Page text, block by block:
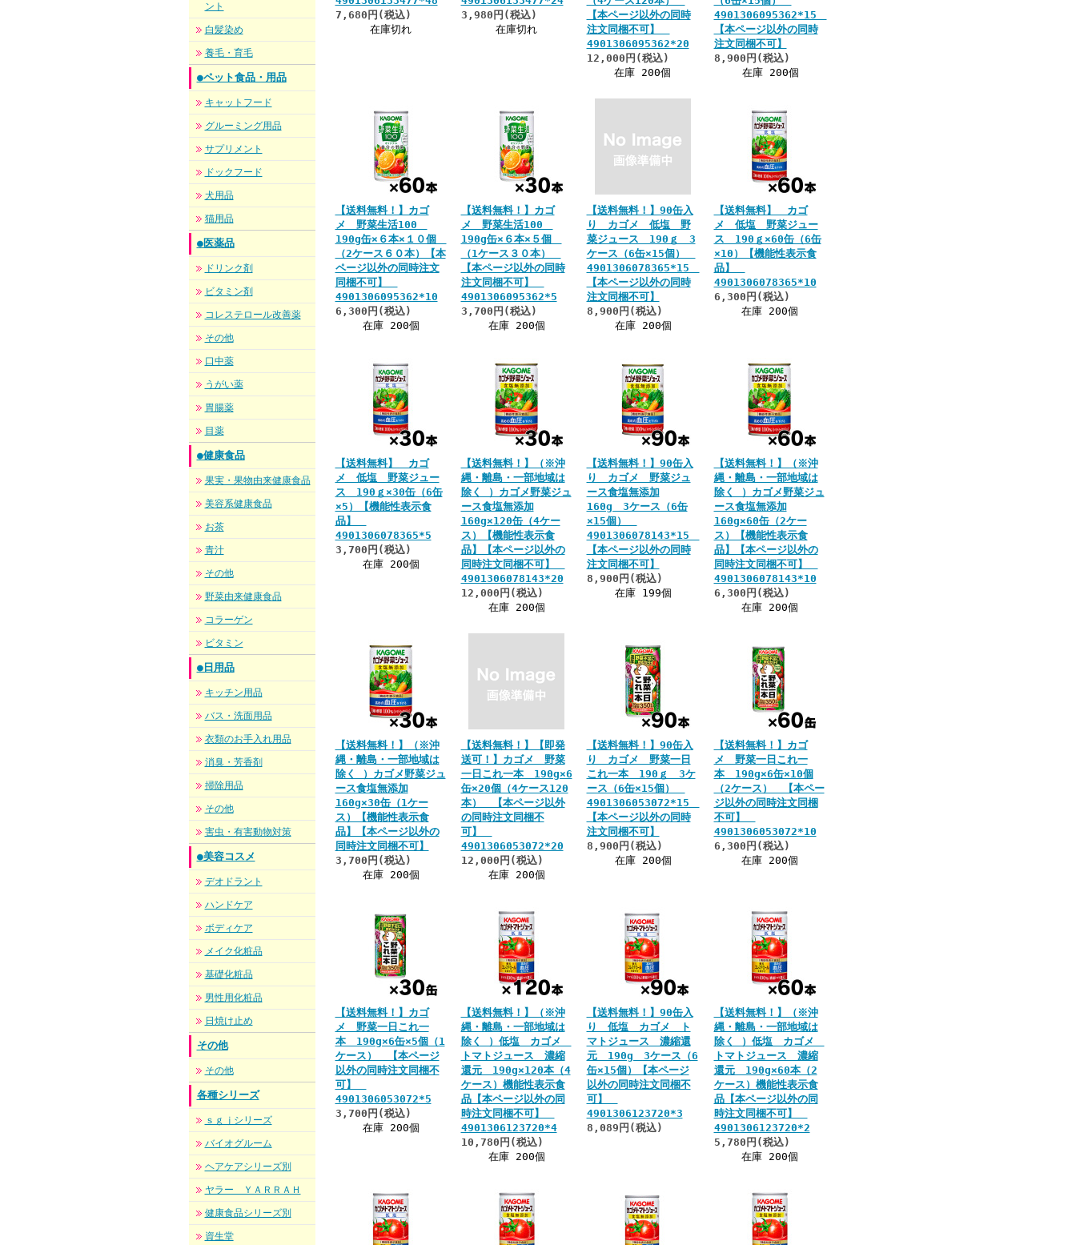
ント
白髪染め
養毛・育毛
●ペット食品・用品
キャットフード
グルーミング用品
サプリメント
ドックフード
犬用品
猫用品
●医薬品
ドリンク剤
ビタミン剤
コレステロール改善薬
その他
口中薬
うがい薬
胃腸薬
目薬
●健康食品
果実・果物由来健康食品
美容系健康食品
お茶
青汁
その他
野菜由来健康食品
コラーゲン
ビタミン
●日用品
キッチン用品
バス・洗面用品
衣類のお手入れ用品
消臭・芳香剤
掃除用品
その他
害虫・有害動物対策
●美容コスメ
デオドラント
ハンドケア
ボディケア
メイク化粧品
基礎化粧品
男性用化粧品
日焼け止め
その他
その他
各種シリーズ
ｓｇｊシリーズ
バイオグルーム
ヘアケアシリーズ別
ヤラー ＹＡＲＲＡＨ
健康食品シリーズ別
資生堂
7,680円(税込)
在庫切れ
3,980円(税込)
在庫切れ
【本ページ以外の同時
注文同梱不可】
4901306095362*20
12,000円(税込)
在庫 200個
4901306095362*15
【本ページ以外の同時
注文同梱不可】
8,900円(税込)
在庫 200個
【送料無料！】カゴ
メ 野菜生活100
190g缶×６本×１０個
（2ケース６０本）【本
ページ以外の同時注文
同梱不可】
4901306095362*10
6,300円(税込)
在庫 200個
【送料無料！】カゴ
メ 野菜生活100
190g缶×６本×５個
（1ケース３０本）
【本ページ以外の同時
注文同梱不可】
4901306095362*5
3,700円(税込)
在庫 200個
【送料無料！】90缶入
り カゴメ 低塩 野
菜ジュース 190ｇ 3
ケース（6缶×15個）
4901306078365*15
【本ページ以外の同時
注文同梱不可】
8,900円(税込)
在庫 200個
【送料無料】 カゴ
メ 低塩 野菜ジュー
ス 190ｇ×60缶（6缶
×10）【機能性表示食
品】
4901306078365*10
6,300円(税込)
在庫 200個
【送料無料】 カゴ
メ 低塩 野菜ジュー
ス 190ｇ×30缶（6缶
×5）【機能性表示食
品】
4901306078365*5
3,700円(税込)
在庫 200個
【送料無料！】（※沖
縄・離島・一部地域は
除く ）カゴメ野菜ジュ
ース食塩無添加
160g×120缶（4ケー
ス）【機能性表示食
品】【本ページ以外の
同時注文同梱不可】
4901306078143*20
12,000円(税込)
在庫 200個
【送料無料！】90缶入
り カゴメ 野菜ジュ
ース食塩無添加
160g 3ケース（6缶
×15個）
4901306078143*15
【本ページ以外の同時
注文同梱不可】
8,900円(税込)
在庫 199個
【送料無料！】（※沖
縄・離島・一部地域は
除く ）カゴメ野菜ジュ
ース食塩無添加
160g×60缶（2ケー
ス）【機能性表示食
品】【本ページ以外の
同時注文同梱不可】
4901306078143*10
6,300円(税込)
在庫 200個
【送料無料！】（※沖
縄・離島・一部地域は
除く ）カゴメ野菜ジュ
ース食塩無添加
160g×30缶（1ケー
ス）【機能性表示食
品】【本ページ以外の
同時注文同梱不可】
3,700円(税込)
在庫 200個
【送料無料！】【即発
送可！】カゴメ 野菜
一日これ一本 190g×6
缶×20個（4ケース120
本） 【本ページ以外
の同時注文同梱不
可】
4901306053072*20
12,000円(税込)
在庫 200個
【送料無料！】90缶入
り カゴメ 野菜一日
これ一本 190ｇ 3ケ
ース（6缶×15個）
4901306053072*15
【本ページ以外の同時
注文同梱不可】
8,900円(税込)
在庫 200個
【送料無料！】カゴ
メ 野菜一日これ一
本 190g×6缶×10個
（2ケース） 【本ペー
ジ以外の同時注文同梱
不可】
4901306053072*10
6,300円(税込)
在庫 200個
【送料無料！】カゴ
メ 野菜一日これ一
本 190g×6缶×5個（1
ケース） 【本ページ
以外の同時注文同梱不
可】
4901306053072*5
3,700円(税込)
在庫 200個
【送料無料！】（※沖
縄・離島・一部地域は
除く ）低塩 カゴメ
トマトジュース 濃縮
還元 190g×120本（4
ケース）機能性表示食
品【本ページ以外の同
時注文同梱不可】
4901306123720*4
10,780円(税込)
在庫 200個
【送料無料！】90缶入
り 低塩 カゴメ ト
マトジュース 濃縮還
元 190g 3ケース（6
缶×15個）【本ページ
以外の同時注文同梱不
可】
4901306123720*3
8,089円(税込)
【送料無料！】（※沖
縄・離島・一部地域は
除く ）低塩 カゴメ
トマトジュース 濃縮
還元 190g×60本（2
ケース）機能性表示食
品【本ページ以外の同
時注文同梱不可】
4901306123720*2
5,780円(税込)
在庫 200個